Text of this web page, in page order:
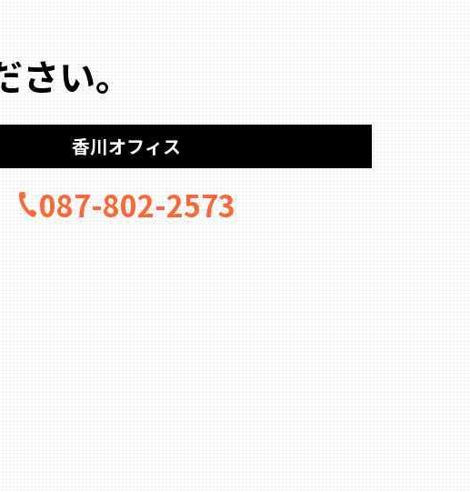
い。
香川オフィス
087-802-2573